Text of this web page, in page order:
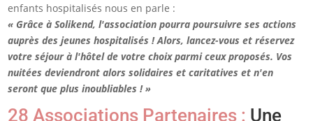
enfants hospitalisés nous en parle :
« Grâce à Solikend, l'association pourra poursuivre ses actions
auprès des jeunes hospitalisés ! Alors, lancez-vous et réservez
votre séjour à l'hôtel de votre choix parmi ceux proposés. Vos
nuitées deviendront alors solidaires et caritatives et n'en
seront que plus inoubliables ! »
28 Associations Partenaires : Une